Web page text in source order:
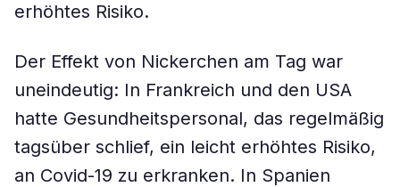
erhöhtes Risiko.
Der Effekt von Nickerchen am Tag war
uneindeutig: In Frankreich und den USA
hatte Gesundheitspersonal, das regelmäßig
tagsüber schlief, ein leicht erhöhtes Risiko,
an Covid-19 zu erkranken. In Spanien